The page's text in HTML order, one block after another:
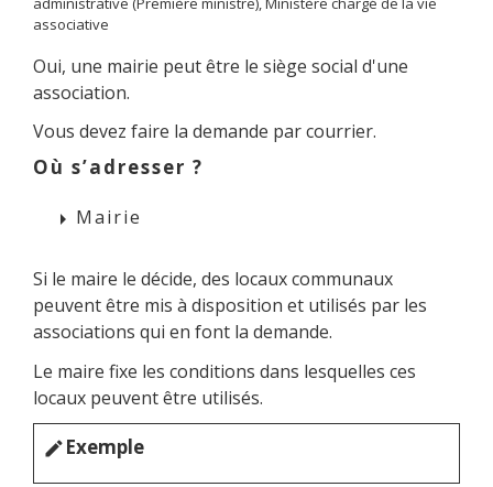
associative
Oui, une mairie peut être le siège social d'une
association.
Vous devez faire la demande par courrier.
Où s’adresser ?
arrow_right Mairie
Si le maire le décide, des locaux communaux
peuvent être mis à disposition et utilisés par les
associations qui en font la demande.
Le maire fixe les conditions dans lesquelles ces
locaux peuvent être utilisés.
edit Exemple